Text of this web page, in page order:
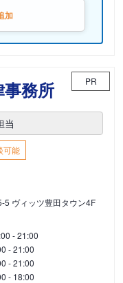
加
務所 PR
当
可能
5 ヴィッツ豊田タウン4F
- 21:00
- 21:00
- 21:00
- 18:00